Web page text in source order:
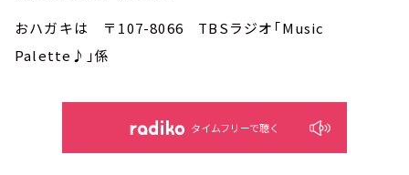
おハガキは 〒107-8066 TBSラジオ「Music
Palette♪」係
タイムフリーで聴く